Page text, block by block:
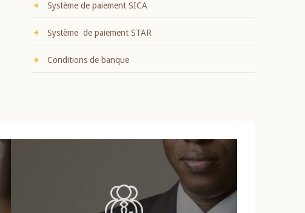
Système de paiement SICA
Système de paiement STAR
Conditions de banque